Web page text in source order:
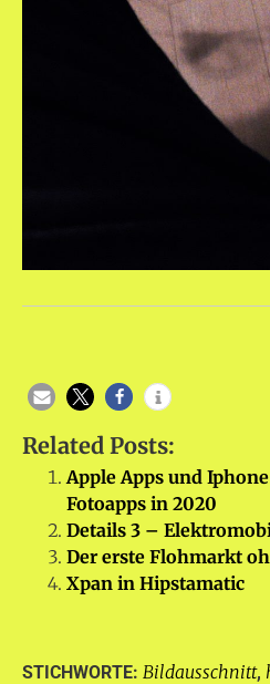
Related Posts:
Apple Apps und
Fotoapps in 2020
Details 3 –
Der erste Flohmarkt
Xpan in Hipstamatic
STICHWORTE: Bildausschnitt,